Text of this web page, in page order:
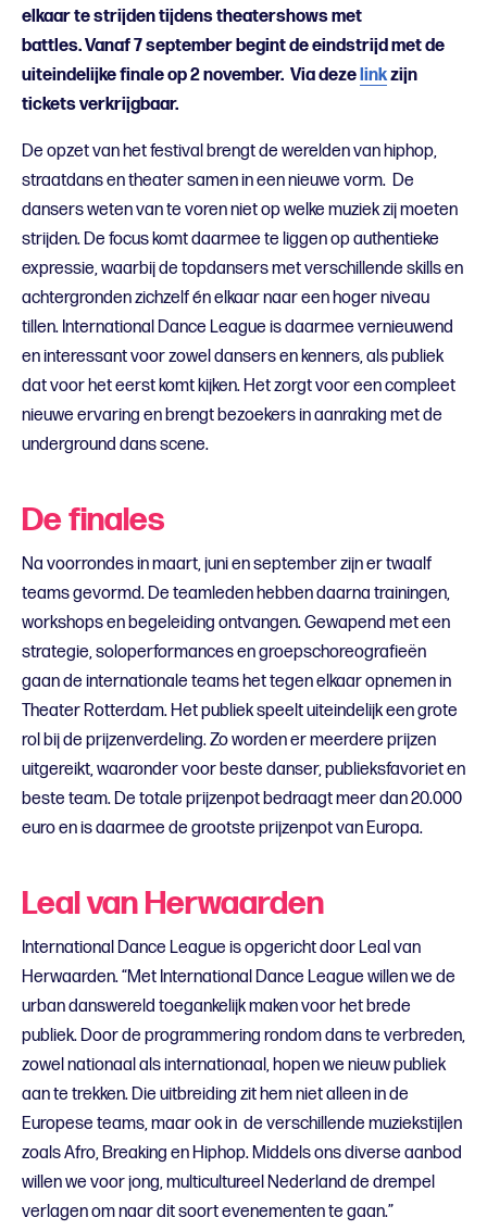
elkaar te strijden tijdens theatershows met
battles. Vanaf 7 september begint de eindstrijd met de
uiteindelijke finale op 2 november. Via dezelinkzijn
tickets verkrijgbaar.
De opzet van het festival brengt de werelden van hiphop,
straatdans en theater samen in een nieuwe vorm. De
dansers weten van te voren niet op welke muziek zij moeten
strijden. De focus komt daarmee te liggen op authentieke
expressie, waarbij de topdansers met verschillende skills en
achtergronden zichzelf én elkaar naar een hoger niveau
tillen. International Dance League is daarmee vernieuwend
en interessant voor zowel dansers en kenners, als publiek
dat voor het eerst komt kijken. Het zorgt voor een compleet
nieuwe ervaring en brengt bezoekers in aanraking met de
underground dans scene.
De finales
Na voorrondes in maart, juni en september zijn er twaalf
teams gevormd. De teamleden hebben daarna trainingen,
workshops en begeleiding ontvangen. Gewapend met een
strategie, soloperformances en groepschoreografieën
gaan de internationale teams het tegen elkaar opnemen in
Theater Rotterdam. Het publiek speelt uiteindelijk een grote
rol bij de prijzenverdeling. Zo worden er meerdere prijzen
uitgereikt, waaronder voor beste danser, publieksfavoriet en
beste team. De totale prijzenpot bedraagt meer dan 20.000
euro en is daarmee de grootste prijzenpot van Europa.
Leal van Herwaarden
International Dance League is opgericht door Leal van
Herwaarden. “Met International Dance League willen we de
urban danswereld toegankelijk maken voor het brede
publiek. Door de programmering rondom dans te verbreden,
zowel nationaal als internationaal, hopen we nieuw publiek
aan te trekken. Die uitbreiding zit hem niet alleen in de
Europese teams, maar ook in de verschillende muziekstijlen
zoals Afro, Breaking en Hiphop. Middels ons diverse aanbod
willen we voor jong, multicultureel Nederland de drempel
verlagen om naar dit soort evenementen te gaan.”